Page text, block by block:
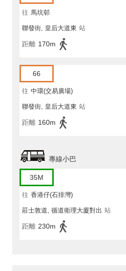
往 馬坑邨
聯發街, 皇后大道東 站
距離 170m
66
往 中環(交易廣場)
聯發街, 皇后大道東 站
距離 160m
專線小巴
35M
往 香港仔(石排灣)
莊士敦道, 循道衛理大廈對出 站
距離 230m